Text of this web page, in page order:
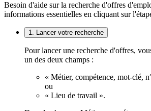
Besoin d'aide sur la recherche d'offres
informations essentielles en cliquant sur
1. Lancer votre recherche
Pour lancer une recherche d'offres,
un des deux champs :
« Métier, compétence, mot-clé,
ou
« Lieu de travail ».